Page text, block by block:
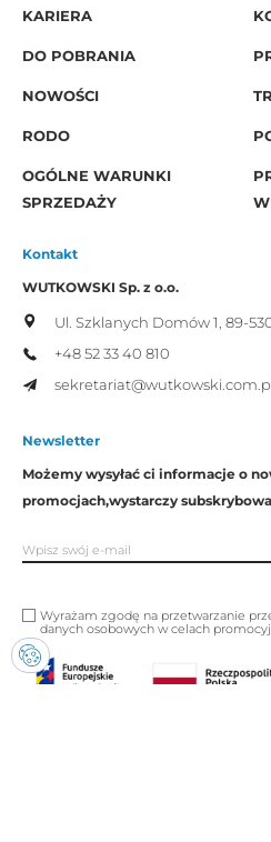
KARIERA
DO POBRANIA
NOWOŚCI
RODO
OGÓLNE WARUNKI
SPRZEDAŻY
Kontakt
WUTKOWSKI Sp. z o.o.
Ul. Szklanych Domów 1, 89-
+48 52 33 40 810
Newsletter
Możemy wysyłać ci informacje o
promocjach,wystarczy
Wyrażam zgodę na przetwarzanie
danych osobowych w celach